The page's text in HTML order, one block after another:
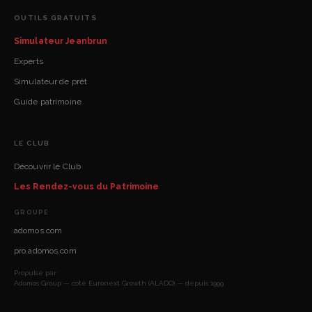
OUTILS GRATUITS
Simulateur Jeanbrun
Experts
Simulateur de prêt
Guide patrimoine
LE CLUB
Découvrir le Club
Les Rendez-vous du Patrimoine
GROUPE
adomos.com
pro.adomos.com
Propulsé par
Adomos Group — coté Euronext Growth (ALADO) — depuis 1999